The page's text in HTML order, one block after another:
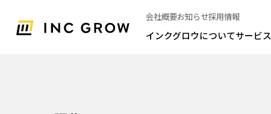
会社概要お知らせ採用情報
インクグロウについてサービス